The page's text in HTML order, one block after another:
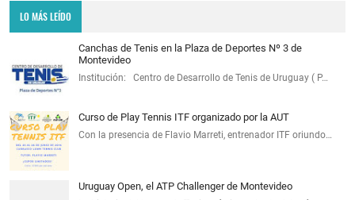
LO MÁS LEÍDO
Canchas de Tenis en la Plaza de Deportes Nº 3 de
Montevideo
Institución: Centro de Desarrollo de Tenis de Uruguay ( P…
Curso de Play Tennis ITF organizado por la AUT
Con la presencia de Flavio Marreti, entrenador ITF oriundo…
Uruguay Open, el ATP Challenger de Montevideo